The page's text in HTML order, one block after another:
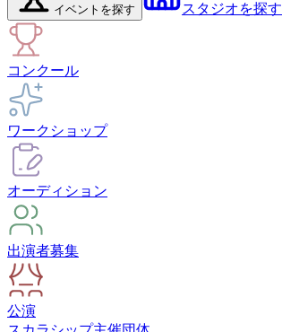
イベント を探す スタジオを探す
コンクール
ワークショップ
オーディション
出演者募集
公演